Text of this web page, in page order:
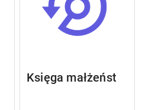
Księga małżeństw